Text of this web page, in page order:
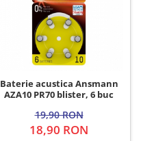
Baterie acustica Ansmann
AZA10 PR70 blister, 6 buc
19,90 RON
18,90 RON